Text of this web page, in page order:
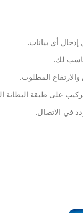
إدخال أي بيانات.
لك.
المطلوب.
على طبقة البطانة
في الاتصال.